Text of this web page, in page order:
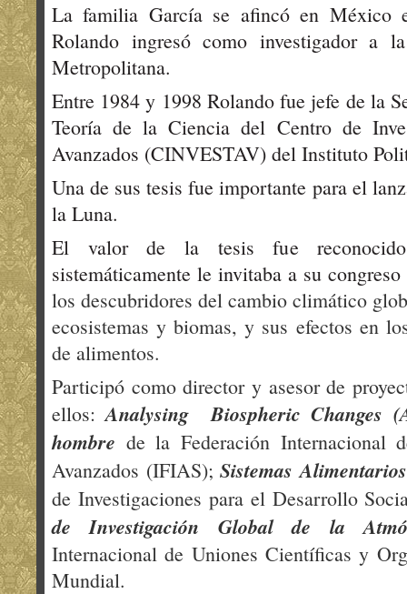
La familia García se afincó en México
Rolando ingresó como investigador a
Metropolitana.
Entre 1984 y 1998 Rolando fue jefe de la
Teoría de la Ciencia del Centro de
Avanzados (CINVESTAV) del Instituto
Una de sus tesis fue importante para el
la Luna.
El valor de la tesis fue
sistemáticamente le invitaba a su
los descubridores del cambio climático
ecosistemas y biomas, y sus efectos en
de alimentos.
Participó como director y asesor de
ellos:Analysing Biospheric Changes
hombre de la Federación Internacional
Avanzados (IFIAS);Sistemas
de Investigaciones para el Desarrollo
de Investigación Global de la
Internacional de Uniones Científicas y
Mundial.